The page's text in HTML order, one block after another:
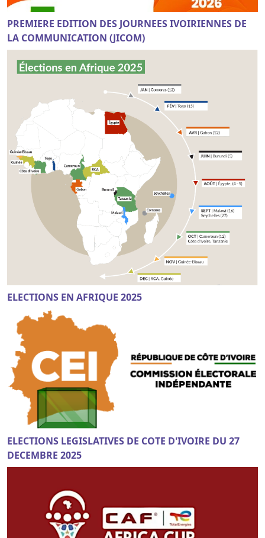
PREMIERE EDITION DES JOURNEES IVOIRIENNES DE
LA COMMUNICATION (JICOM)
ELECTIONS EN AFRIQUE 2025
ELECTIONS LEGISLATIVES DE COTE D'IVOIRE DU 27
DECEMBRE 2025